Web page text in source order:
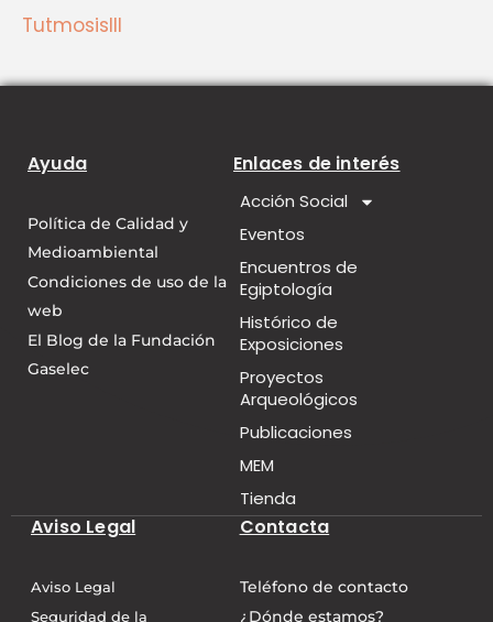
TutmosisIII
Ayuda
Política de Calidad y
Medioambiental
Condiciones de uso de la
web
El Blog de la Fundación
Gaselec
Enlaces de interés
Acción Social
Eventos
Encuentros de
Egiptología
Histórico de
Exposiciones
Proyectos
Arqueológicos
Publicaciones
MEM
Tienda
Aviso Legal
Aviso Legal
Seguridad de la
Contacta
Teléfono de contacto
¿Dónde estamos?